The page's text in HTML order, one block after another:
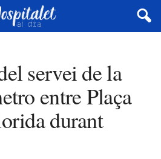
servei de la
entre Plaça
durant